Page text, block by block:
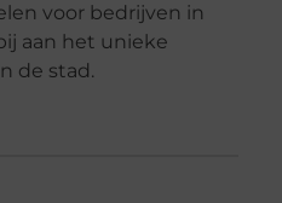
voor bedrijven in
aan het unieke
de stad.